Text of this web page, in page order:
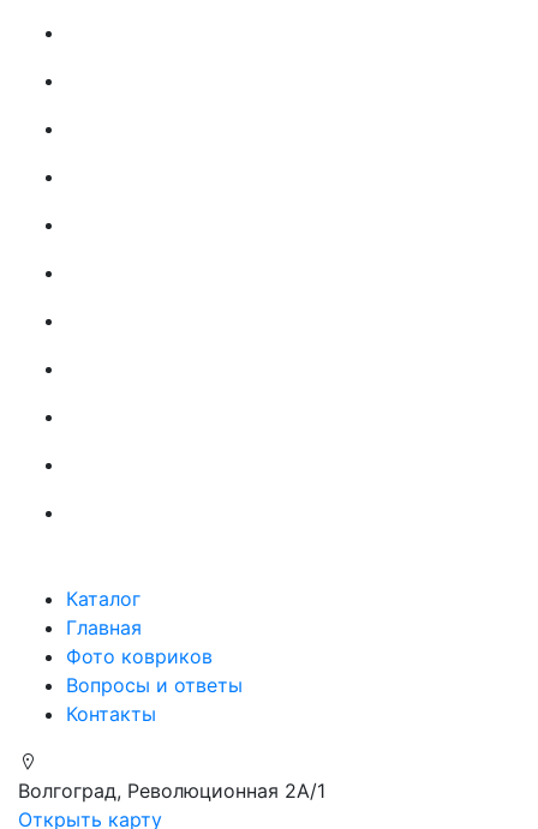
Каталог
Главная
Фото ковриков
Вопросы и ответы
Контакты
Волгоград, Революционная 2А/1
Открыть карту